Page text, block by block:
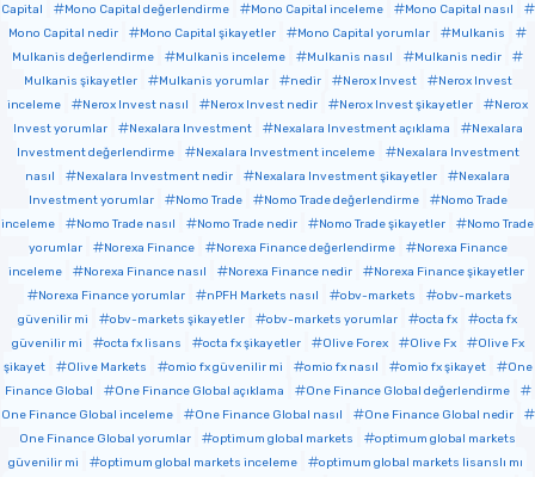
Capital
Mono Capital değerlendirme Mono Capital inceleme
Mono Capital nasıl
Mono Capital nedir
Mono Capital şikayetler Mono Capital yorumlar
Mulkanis
Mulkanis değerlendirme
Mulkanis inceleme Mulkanis nasıl
Mulkanis nedir
Mulkanis şikayetler
Mulkanis yorumlar nedir Nerox Invest
Nerox Invest
inceleme
Nerox Invest nasıl Nerox Invest nedir Nerox Invest şikayetler
Nerox
Invest yorumlar
Nexalara Investment Nexalara Investment açıklama
Nexalara
Investment değerlendirme
Nexalara Investment inceleme
Nexalara Investment
nasıl
Nexalara Investment nedir Nexalara Investment şikayetler
Nexalara
Investment yorumlar
Nomo Trade Nomo Trade değerlendirme
Nomo Trade
inceleme
Nomo Trade nasıl Nomo Trade nedir Nomo Trade şikayetler
Nomo Trade
yorumlar
Norexa Finance Norexa Finance değerlendirme
Norexa Finance
inceleme
Norexa Finance nasıl Norexa Finance nedir
Norexa Finance şikayetler
Norexa Finance yorumlar
nPFH Markets nasıl obv-markets
obv-markets
güvenilir mi
obv-markets şikayetler obv-markets yorumlar octa fx
octa fx
güvenilir mi
octa fx lisans octa fx şikayetler Olive Forex Olive Fx
Olive Fx
şikayet
Olive Markets omio fx güvenilir mi omio fx nasıl omio fx şikayet
One
Finance Global
One Finance Global açıklama
One Finance Global değerlendirme
One Finance Global inceleme
One Finance Global nasıl
One Finance Global nedir
One Finance Global yorumlar
optimum global markets
optimum global markets
güvenilir mi
optimum global markets inceleme
optimum global markets lisanslı mı